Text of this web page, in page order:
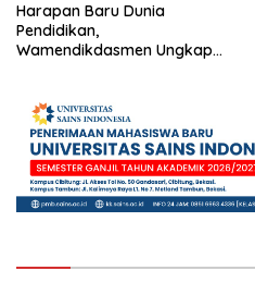
Harapan Baru Dunia
Pendidikan,
Wamendikdasmen Ungkap